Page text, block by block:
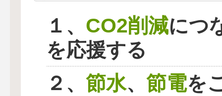
１、 CO2削減につ
を応援する
２、 節水、 節電を